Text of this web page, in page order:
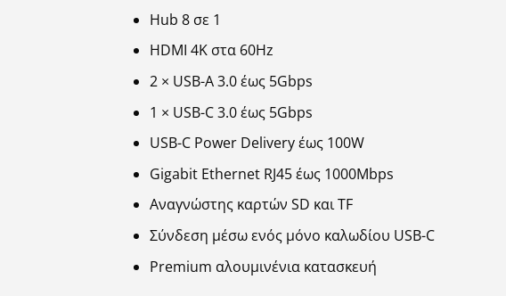
Hub 8 σε 1
HDMI 4K στα 60Hz
2 × USB-A 3.0 έως 5Gbps
1 × USB-C 3.0 έως 5Gbps
USB-C Power Delivery έως 100W
Gigabit Ethernet RJ45 έως 1000Mbps
Αναγνώστης καρτών SD και TF
Σύνδεση μέσω ενός μόνο καλωδίου USB-C
Premium αλουμινένια κατασκευή